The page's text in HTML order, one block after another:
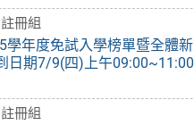
註冊組
學年度免試入學榜單暨全體
日期7/9(四)上午
註冊組